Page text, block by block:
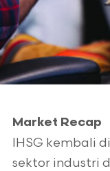
Market Recap
IHSG kembali
sektor industri